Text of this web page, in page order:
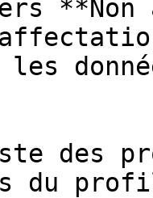
**Non
les
des
du profil